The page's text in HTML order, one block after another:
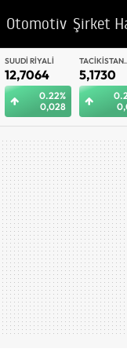
Otomotiv Şirket
TACIKISTAN
SOMONISI
5,1730
0.28%
0,014
ORTA
FRANGI
0,0839